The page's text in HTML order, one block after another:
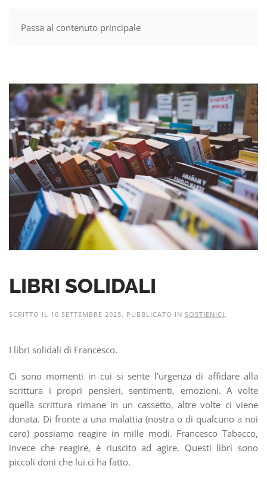
Passa al contenuto principale
MENU
LIBRI SOLIDALI
SCRITTO IL 10 SETTEMBRE 2025. PUBBLICATO IN SOSTIENICI .
I libri solidali di Francesco.
Ci sono momenti in cui si sente l’urgenza di affidare alla
scrittura i propri pensieri, sentimenti, emozioni. A volte
quella scrittura rimane in un cassetto, altre volte ci viene
donata. Di fronte a una malattia (nostra o di qualcuno a noi
caro) possiamo reagire in mille modi. Francesco Tabacco,
invece che reagire, è riuscito ad agire. Questi libri sono
piccoli doni che lui ci ha fatto.